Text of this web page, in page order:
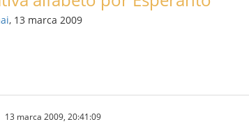
, 13 marca 2009
13 marca 2009, 20:41:09